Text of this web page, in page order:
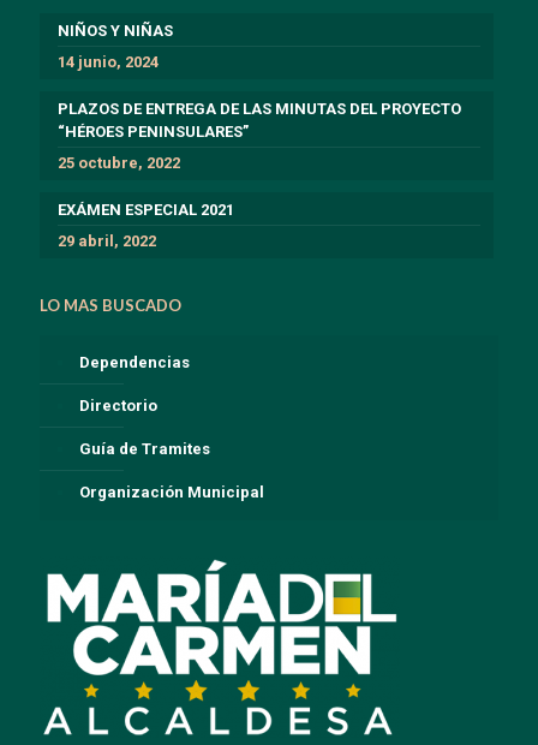
NIÑOS Y NIÑAS
14 junio, 2024
PLAZOS DE ENTREGA DE LAS MINUTAS DEL PROYECTO
“HÉROES PENINSULARES”
25 octubre, 2022
EXÁMEN ESPECIAL 2021
29 abril, 2022
LO MAS BUSCADO
Dependencias
Directorio
Guía de Tramites
Organización Municipal